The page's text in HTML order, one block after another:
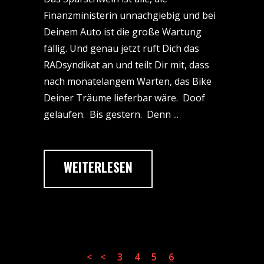
Finanzministerin unnachgiebig und bei
Deinem Auto ist die große Wartung
fällig. Und genau jetzt ruft Dich das
RADsyndikat an und teilt Dir mit, dass
nach monatelangem Warten, das Bike
Deiner Träume lieferbar wäre. Doof
gelaufen. Bis gestern. Denn
WEITERLESEN
3 4 5 6